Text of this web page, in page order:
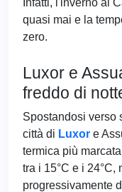
quasi mai e la
zero.
Luxor e
freddo di
Spostandosi verso
città di Luxor e
termica più
tra i 15°C e i 24°C,
progressivamente